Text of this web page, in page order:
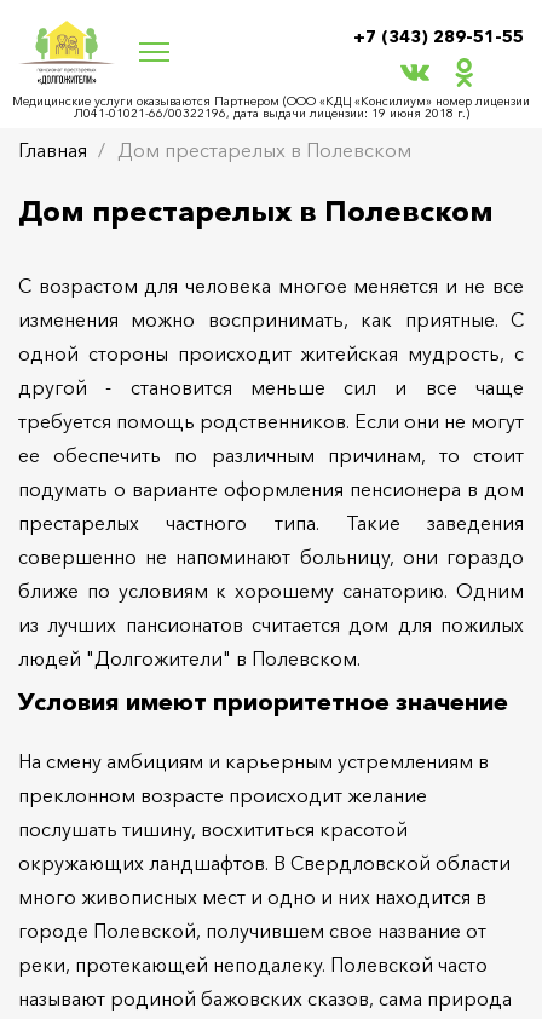
+7 (343) 289-51-55
Медицинские услуги оказываются Партнером (ООО «КДЦ «Консилиум» номер лицензии
Л041-01021-66/00322196, дата выдачи лицензии: 19 июня 2018 г.)
Главная Дом престарелых в Полевском
Дом престарелых в Полевском
С возрастом для человека многое меняется и не все
изменения можно воспринимать, как приятные. С
одной стороны происходит житейская мудрость, с
другой - становится меньше сил и все чаще
требуется помощь родственников. Если они не могут
ее обеспечить по различным причинам, то стоит
подумать о варианте оформления пенсионера в дом
престарелых частного типа. Такие заведения
совершенно не напоминают больницу, они гораздо
ближе по условиям к хорошему санаторию. Одним
из лучших пансионатов считается дом для пожилых
людей "Долгожители" в Полевском.
Условия имеют приоритетное значение
На смену амбициям и карьерным устремлениям в
преклонном возрасте происходит желание
послушать тишину, восхититься красотой
окружающих ландшафтов. В Свердловской области
много живописных мест и одно и них находится в
городе Полевской, получившем свое название от
реки, протекающей неподалеку. Полевской часто
называют родиной бажовских сказов, сама природа